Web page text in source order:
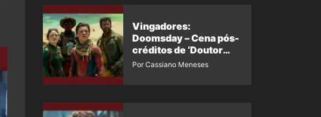
Vingadores:
Doomsday – Cena pós-
créditos de ‘Doutor
Destino’ é revelada
Por Cassiano Meneses